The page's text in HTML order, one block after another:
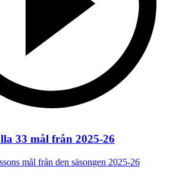
33 mål från 2025-26
mål från den säsongen 2025-26